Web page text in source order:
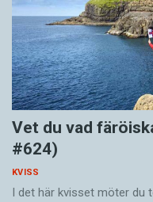
Vet du vad
#624)
KVISS
I det här kvisset möter du